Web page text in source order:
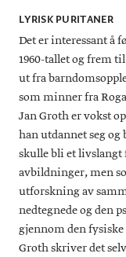
Efterårsudstilling i
Utvalg av
2019 - Signs and
2018 -Linear
Minneapolis,
2017 - J an Groth,
, Galleri Riis,
2017 -Jan Groth,
Kunsthall, Bergen.
2015 - Jan Groth,
Riis at Chart Art
2015 - Jan Groth, In
Stockholm.
Kilde: Store Norske
LYRISK PURITANER
Det er interessant å
1960-tallet og frem
ut fra
som minner fra
Jan Groth er vokst
han utdannet seg og
skulle bli et livslangt
avbildninger, men
utforskning av
nedtegnede og den
gjennom den
Groth skriver det